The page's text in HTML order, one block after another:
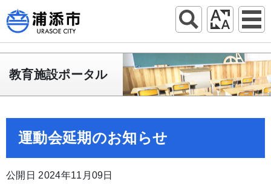
教育施設ポータル
運動会延期のお知らせ
公開日 2024年11月09日